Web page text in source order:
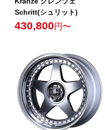
Schritt(シュリット)
430,800 円〜